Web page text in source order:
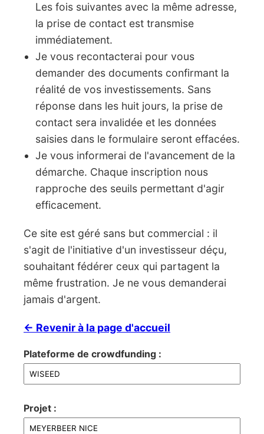
Les fois suivantes avec la même adresse,
la prise de contact est transmise
immédiatement.
Je vous recontacterai pour vous
demander des documents confirmant la
réalité de vos investissements. Sans
réponse dans les huit jours, la prise de
contact sera invalidée et les données
saisies dans le formulaire seront effacées.
Je vous informerai de l'avancement de la
démarche. Chaque inscription nous
rapproche des seuils permettant d'agir
efficacement.
Ce site est géré sans but commercial : il
s'agit de l'initiative d'un investisseur déçu,
souhaitant fédérer ceux qui partagent la
même frustration. Je ne vous demanderai
jamais d'argent.
← Revenir à la page d'accueil
Plateforme de crowdfunding :
Projet :